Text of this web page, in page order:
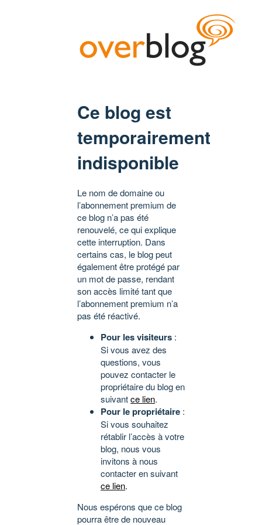
Ce blog est
temporairement
indisponible
Le nom de domaine ou
l’abonnement premium de
ce blog n’a pas été
renouvelé, ce qui explique
cette interruption. Dans
certains cas, le blog peut
également être protégé par
un mot de passe, rendant
son accès limité tant que
l’abonnement premium n’a
pas été réactivé.
Pour les visiteurs :
Si vous avez des
questions, vous
pouvez contacter le
propriétaire du blog en
suivantce lien.
Pour le propriétaire :
Si vous souhaitez
rétablir l’accès à votre
blog, nous vous
invitons à nous
contacter en suivant
ce lien.
Nous espérons que ce blog
pourra être de nouveau